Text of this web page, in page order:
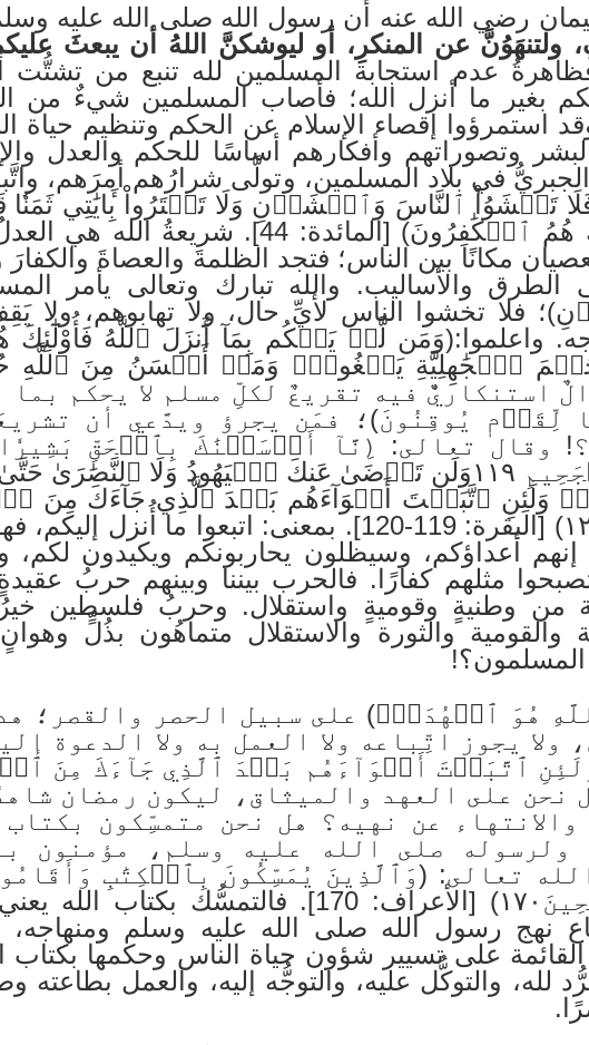
رضي الله عنه أن رسول الله صلى الله عليه
ولتنهَوُنَّ عن المنكرِ، أو ليوشكنَّ اللهُ أن يبعثَ
عدم استجابة المسلمين لله تنبع من تشتُّت
بغير ما أنزل الله؛ فأصاب المسلمين شيءٌ
استمرؤوا إقصاء الإسلام عن الحكم وتنظيم حياة
وتصوراتهم وأفكارهم أساسًا للحكم والعدل
في بلاد المسلمين، وتولَّى شرارُهم أمرَهم،
(فَلَا تَخۡشَوُاْ ٱلنَّاسَ وَٱخۡشَوۡنِ وَلَا تَشۡتَرُواْ بِ‍َٔايَٰتِي
أَنزَلَ ٱللَّهُ فَأُوْلَٰٓئِكَ هُمُ ٱلۡكَٰفِرُونَ) [المائدة:
مكانًا بين الناس؛ فتجد الظلمةَ والعصاةَ والكفارَ
الطرق والأساليب. والله تبارك وتعالى يأمر
فلا تخشوا الناس لأيِّ حال، ولا تهابوهم، ولا
واعلموا:(وَمَن لَّمۡ يَحۡكُم بِمَآ أَنزَلَ ٱللَّهُ
50]. سؤالٌ استنكاريٌّ فيه تقريعٌ لكلِّ مسلم لا
لِّقَوۡمٖ يُوقِنُونَ)؛ فمَن يجرؤ ويدَّعي أن
وقال تعالى: (ِنَّآ أَرۡسَلۡنَٰكَ بِٱلۡحَقِّ
عَنۡ أَصۡحَٰبِ ٱلۡجَحِيمِ ١١٩وَلَن تَرۡضَىٰ عَنكَ ٱلۡيَهُودُ وَلَا
وَلَئِنِ ٱتَّبَعۡتَ أَهۡوَآءَهُم بَعۡدَ ٱلَّذِي جَآءَكَ مِنَ
وَلِيّٖ وَلَا نَصِيرٍ١٢٠) [البقرة: 119-120]. بمعنى: اتبعوا
إنهم أعداؤكم، وسيظلون يحاربونكم ويكيدون
مثلهم كفارًا. فالحرب بيننا وبينهم حربُ
من وطنيةٍ وقوميةٍ واستقلال. وحربُ فلسطين
والقومية والثورة والاستقلال متماهُون بذُلٍّ
المسلمون؟!
هُوَ ٱلۡهُدَىٰۗ) على سبيل الحصر والقصر؛
ولا يجوز اتِّباعه ولا العمل به ولا الدعوة
ٱتَّبَعۡتَ أَهۡوَآءَهُم بَعۡدَ ٱلَّذِي جَآءَكَ مِنَ
نحن على العهد والميثاق، ليكون رمضان
والانتهاء عن نهيه؟ هل نحن متمسِّكون
ولرسوله صلى الله عليه وسلم، مؤمنون
الله تعالى: (وَٱلَّذِينَ يُمَسِّكُونَ بِٱلۡكِتَٰبِ
أَجۡرَ ٱلۡمُصۡلِحِينَ١٧٠) [الأعراف: 170]. فالتمسُّك
نهج رسول الله صلى الله عليه وسلم ومنهاجه،
القائمة على تسيير شؤون حياة الناس وحكمها
لله، والتوكُّل عليه، والتوجُّه إليه، والعمل